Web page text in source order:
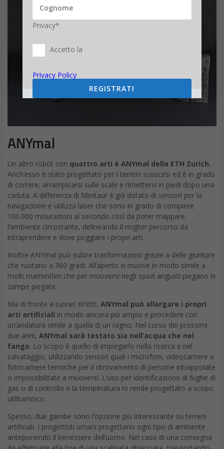
ANYmal
Un altro robot con quattro arti è ANYmal della ETH Zurich.
Anch’esso è stato progettato per i terreni scoscesi ed è in grado
di correre, arrampicarsi sulle scale e rimettersi in piedi dopo una
caduta. A differenza di Minitaur è già dotato di sensori per la
navigazione e utilizza laser che sono in grado di compiere
100.000 misurazioni al secondo così da poter mappare
l’ambiente circostante, delineando il miglior percorso da
intraprendere e dove poggiare i propri arti.
Inoltre ANYmal può subire trasformazioni grazie a delle giunture
che ruotano a 360 gradi. All’aperto si muove in modo simile a
molti mammiferi che per muoversi negli spazi angusti piegano le
zampe piegate.
Ma di fronte a tunnel stretti, ANYmal può allargare i propri
arti artificiali in modo ancora più ampio e procedere con
un’andatura simile a quella di un ragno. Nel corso dei prossimi
due anni, ANYmal sarà testato sia nell’acqua che nel
fango. Lo scopo è quello di impiegarlo nella ricerca e nel
salvataggio, utilizzando sensori quali i microfoni, videocamere e
fotocamere termiche per il ritrovamento di persone intrappolate
o impossibilitate a muoversi. L’uso per identificazione di fughe di
gas o di controllo e la temperatura lo rende progettato a scopo
utilitaristico.
Spesso, due gambe sono l’opzione più interessante su terreni
artificiali. I progettisti umani progettano ogni tipo di ambiente
anteponendo il benessere dell’uomo. Nel caso di una consegna
Privacy*
Accetto la
Privacy Policy
REGISTRATI